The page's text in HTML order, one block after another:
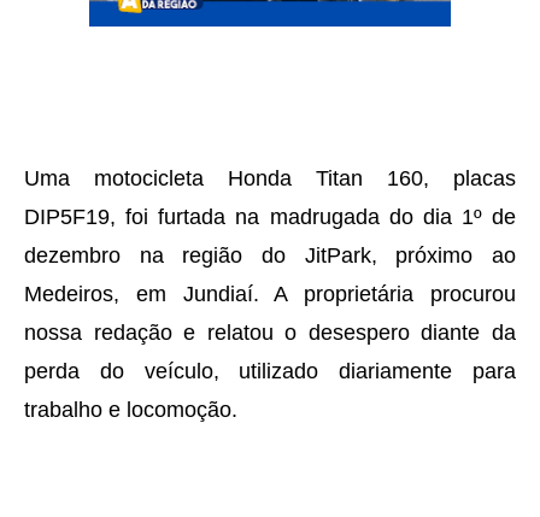
Uma motocicleta Honda Titan 160, placas
DIP5F19, foi furtada na madrugada do dia 1º de
dezembro na região do JitPark, próximo ao
Medeiros, em Jundiaí. A proprietária procurou
nossa redação e relatou o desespero diante da
perda do veículo, utilizado diariamente para
trabalho e locomoção.